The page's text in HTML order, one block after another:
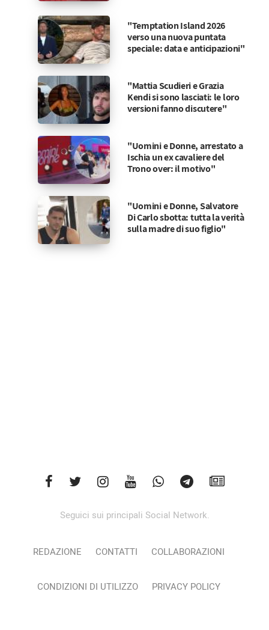
"Temptation Island 2026
verso una nuova puntata
speciale: data e anticipazioni"
"Mattia Scudieri e Grazia
Kendi si sono lasciati: le loro
versioni fanno discutere"
"Uomini e Donne, arrestato a
Ischia un ex cavaliere del
Trono over: il motivo"
"Uomini e Donne, Salvatore
Di Carlo sbotta: tutta la verità
sulla madre di suo figlio"
Seguici sui principali Social Network.
REDAZIONE CONTATTI COLLABORAZIONI
CONDIZIONI DI UTILIZZO PRIVACY POLICY